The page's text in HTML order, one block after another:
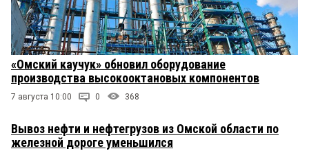
«Омский каучук» обновил оборудование
производства высокооктановых компонентов
7 августа 10:00 0 368
Вывоз нефти и нефтегрузов из Омской области по
железной дороге уменьшился